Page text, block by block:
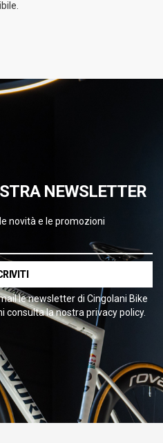
NEWSLETTER
novità e le promozioni
le newsletter di Cingolani Bike
la nostra privacy policy.